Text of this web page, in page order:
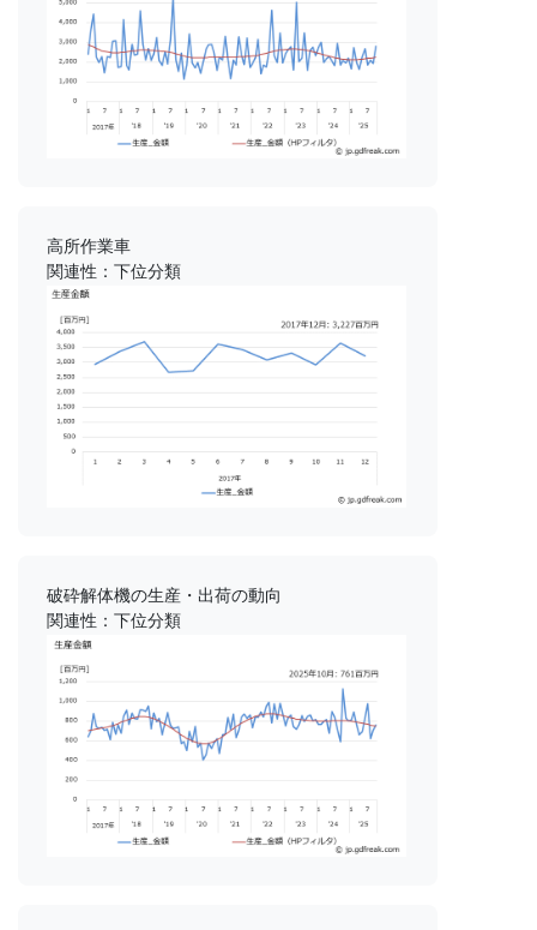
高所作業車
関連性：下位分類
破砕解体機の生産・出荷の動向
関連性：下位分類